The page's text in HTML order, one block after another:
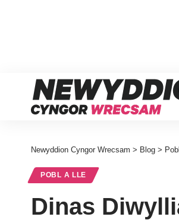
Newyddion Cyngor Wrecsam > Blog >
POBL A LLE
Dinas